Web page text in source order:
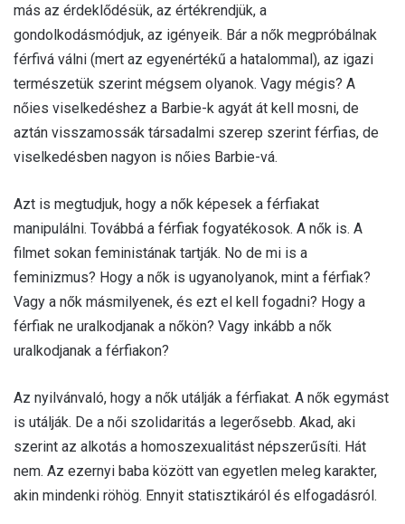
más az érdeklődésük, az értékrendjük, a
gondolkodásmódjuk, az igényeik. Bár a nők megpróbálnak
férfivá válni (mert az egyenértékű a hatalommal), az igazi
természetük szerint mégsem olyanok. Vagy mégis? A
nőies viselkedéshez a Barbie-k agyát át kell mosni, de
aztán visszamossák társadalmi szerep szerint férfias, de
viselkedésben nagyon is nőies Barbie-vá.
Azt is megtudjuk, hogy a nők képesek a férfiakat
manipulálni. Továbbá a férfiak fogyatékosok. A nők is. A
filmet sokan feministának tartják. No de mi is a
feminizmus? Hogy a nők is ugyanolyanok, mint a férfiak?
Vagy a nők másmilyenek, és ezt el kell fogadni? Hogy a
férfiak ne uralkodjanak a nőkön? Vagy inkább a nők
uralkodjanak a férfiakon?
Az nyilvánvaló, hogy a nők utálják a férfiakat. A nők egymást
is utálják. De a női szolidaritás a legerősebb. Akad, aki
szerint az alkotás a homoszexualitást népszerűsíti. Hát
nem. Az ezernyi baba között van egyetlen meleg karakter,
akin mindenki röhög. Ennyit statisztikáról és elfogadásról.